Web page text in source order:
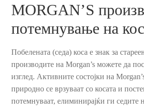
Политика за заштита на лични
Прашања и одговори за производи за
коса
Пријава и Наплата
MORGAN’S
потемнување на
Побелената (седа) коса е знак за
производите на Morgan’s можете да
изглед. Активните состојки на
природно се врзуваат со косата и
потемнуваат, елиминирајќи ги седите